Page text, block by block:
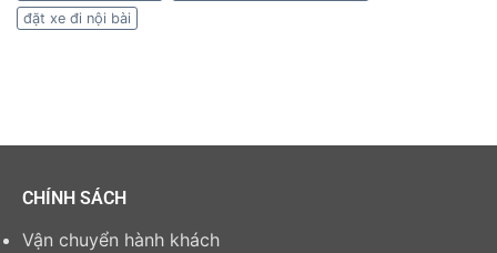
đặt xe đi nội bài
CHÍNH SÁCH
Vận chuyển hành khách